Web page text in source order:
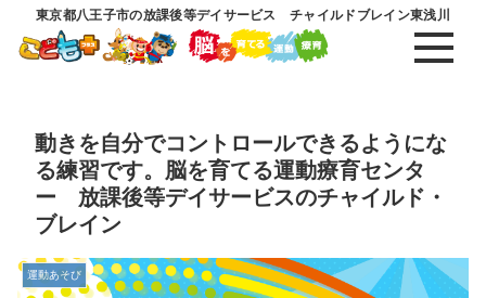
東京都八王子市の放課後等デイサービス チャイルドブレイン東浅川
動きを自分でコントロールできるようにな
る練習です。脳を育てる運動療育センタ
ー 放課後等デイサービスのチャイルド・
ブレイン
運動あそび